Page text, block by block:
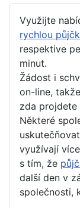
Využijte
rychlou
respektive
minut.
Žádost i
on-line,
zda projdete
Některé
využívají
s tím, že
další den v
společnosti,